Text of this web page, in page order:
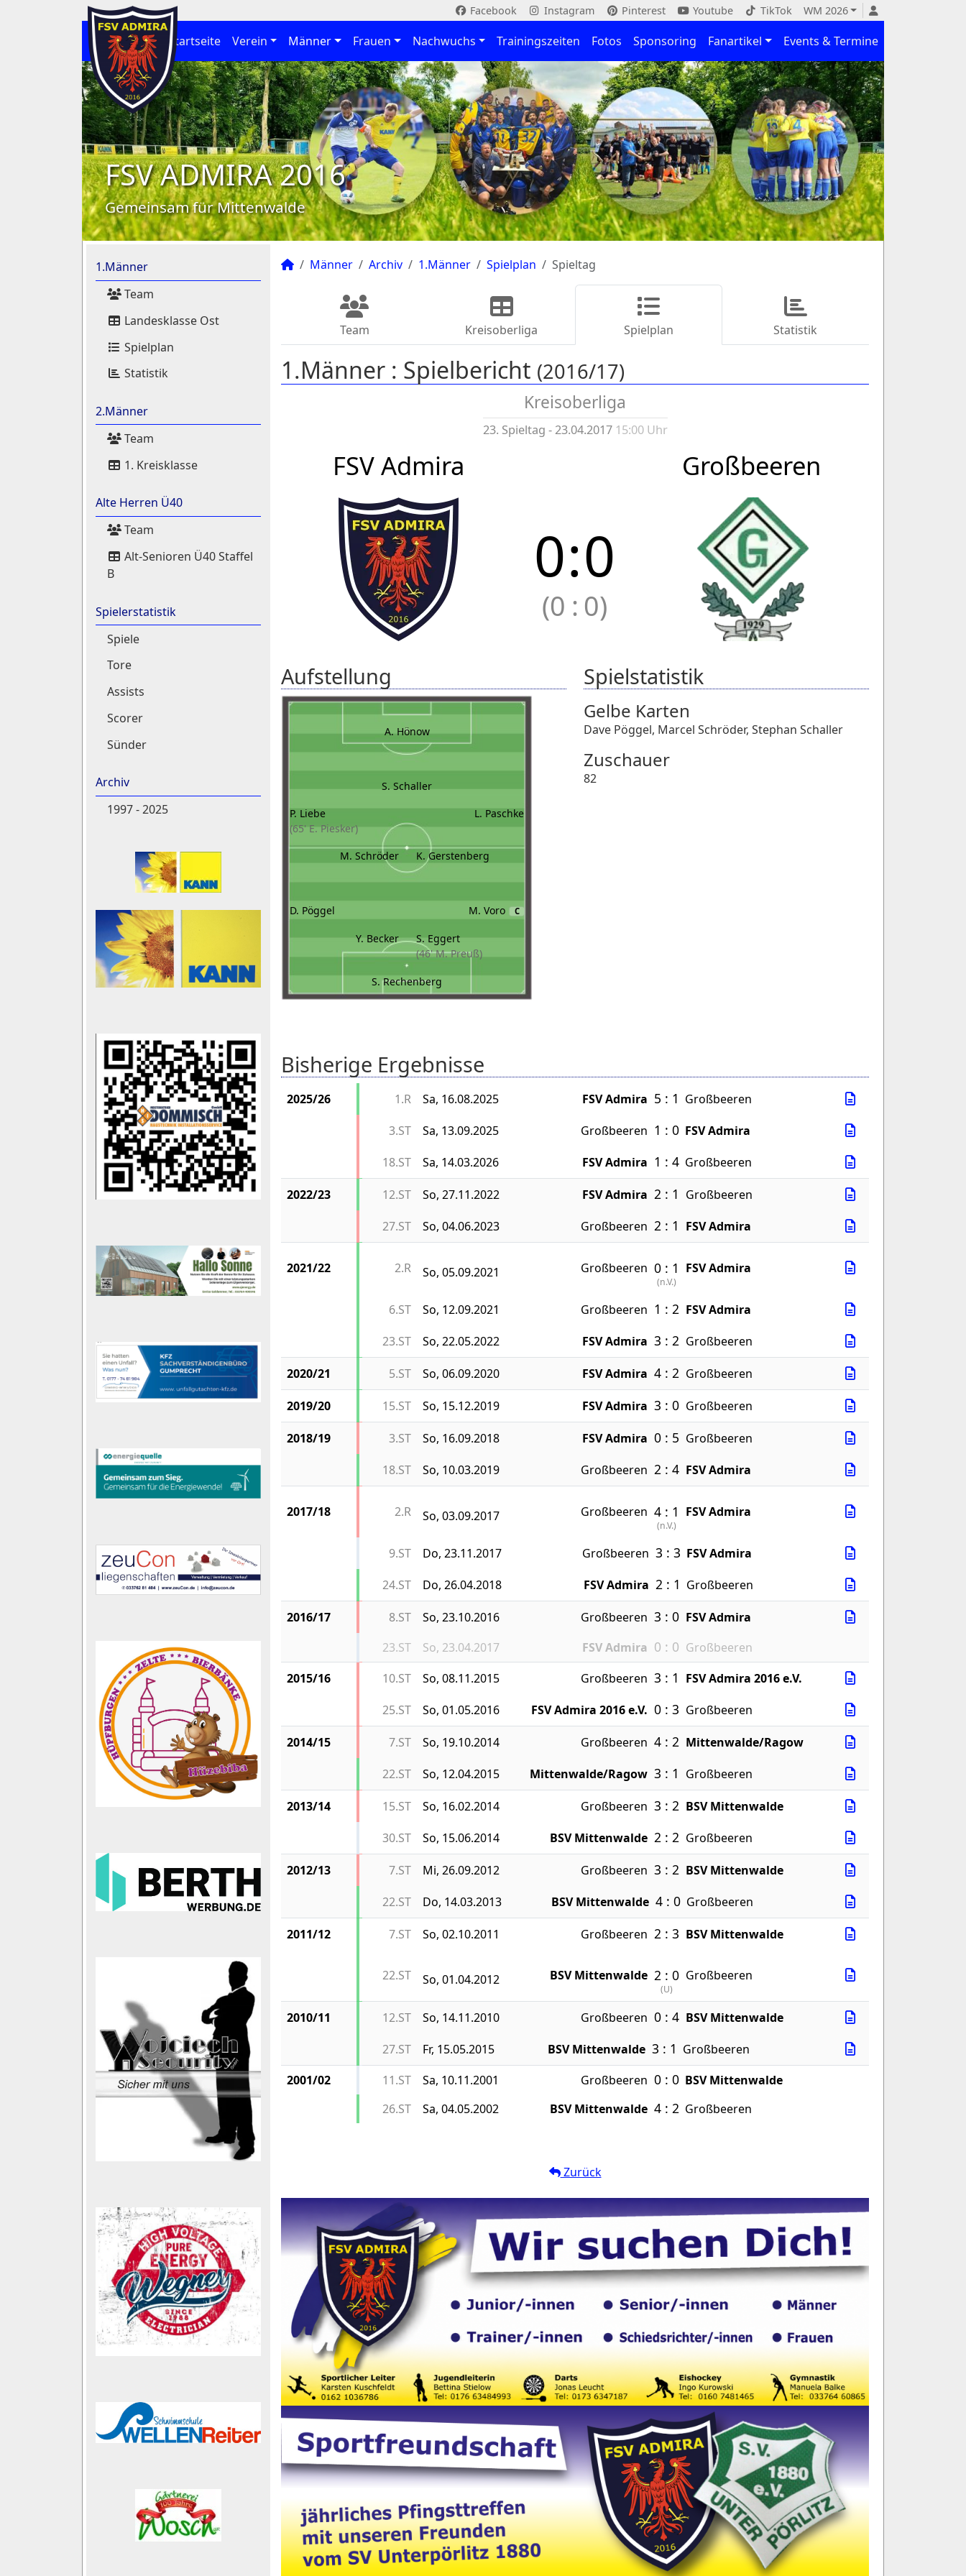
Facebook Instagram Pinterest Youtube TikTok WM 2026
Startseite Verein Männer Frauen Nachwuchs Trainingszeiten Fotos Sponsoring Fanartikel Events & Termine
FSV ADMIRA 2016
Gemeinsam für Mittenwalde
1.Männer
Team
Landesklasse Ost
Spielplan
Statistik
2.Männer
Team
1. Kreisklasse
Alte Herren Ü40
Team
Alt-Senioren Ü40 Staffel
B
Spielerstatistik
Spiele
Tore
Assists
Scorer
Sünder
Archiv
1997 - 2025
Männer Archiv 1.Männer Spielplan Spieltag
Team Kreisoberliga Spielplan Statistik
1.Männer : Spielbericht (2016/17)
Kreisoberliga
23. Spieltag - 23.04.2017 15:00 Uhr
FSV Admira Großbeeren
0:0
(0 : 0)
Aufstellung
A. Hönow
S. Schaller
P. Liebe
(65' E. Piesker)
L. Paschke
M. Schröder K. Gerstenberg
D. Pöggel M. Voro C
Y. Becker
S. Eggert
(46' M. Preuß)
S. Rechenberg
Spielstatistik
Gelbe Karten
Dave Pöggel, Marcel Schröder, Stephan Schaller
Zuschauer
82
Bisherige Ergebnisse
2025/26 1.R Sa, 16.08.2025 FSV Admira 5 : 1 Großbeeren
3.ST
Sa, 13.09.2025 Großbeeren 1 : 0 FSV Admira
18.ST
Sa, 14.03.2026 FSV Admira 1 : 4 Großbeeren
2022/23 12.ST So, 27.11.2022 FSV Admira 2 : 1 Großbeeren
27.ST
So, 04.06.2023 Großbeeren 2 : 1 FSV Admira
2021/22 2.R So, 05.09.2021 Großbeeren 0 : 1
(n.V.)
FSV Admira
6.ST So, 12.09.2021 Großbeeren 1 : 2 FSV Admira
23.ST
So, 22.05.2022 FSV Admira 3 : 2 Großbeeren
2020/21 5.ST So, 06.09.2020 FSV Admira 4 : 2 Großbeeren
2019/20 15.ST So, 15.12.2019 FSV Admira 3 : 0 Großbeeren
2018/19 3.ST So, 16.09.2018 FSV Admira 0 : 5 Großbeeren
18.ST
So, 10.03.2019 Großbeeren 2 : 4 FSV Admira
2017/18 2.R So, 03.09.2017 Großbeeren 4 : 1
(n.V.)
FSV Admira
9.ST Do, 23.11.2017 Großbeeren 3 : 3 FSV Admira
24.ST
Do, 26.04.2018 FSV Admira 2 : 1 Großbeeren
2016/17 8.ST So, 23.10.2016 Großbeeren 3 : 0 FSV Admira
23.ST
So, 23.04.2017 FSV Admira 0 : 0 Großbeeren
2015/16
10.ST So, 08.11.2015 Großbeeren 3 : 1 FSV Admira 2016 e.V.
25.ST
So, 01.05.2016 FSV Admira 2016 e.V. 0 : 3 Großbeeren
2014/15 7.ST So, 19.10.2014 Großbeeren 4 : 2 Mittenwalde/Ragow
22.ST
So, 12.04.2015 Mittenwalde/Ragow 3 : 1 Großbeeren
2013/14 15.ST So, 16.02.2014 Großbeeren 3 : 2 BSV Mittenwalde
30.ST
So, 15.06.2014 BSV Mittenwalde 2 : 2 Großbeeren
2012/13 7.ST Mi, 26.09.2012 Großbeeren 3 : 2 BSV Mittenwalde
22.ST
Do, 14.03.2013 BSV Mittenwalde 4 : 0 Großbeeren
2011/12 7.ST So, 02.10.2011 Großbeeren 2 : 3 BSV Mittenwalde
22.ST So, 01.04.2012 BSV Mittenwalde 2 : 0
(U)
Großbeeren
2010/11 12.ST So, 14.11.2010 Großbeeren 0 : 4 BSV Mittenwalde
27.ST
Fr, 15.05.2015 BSV Mittenwalde 3 : 1 Großbeeren
2001/02
11.ST Sa, 10.11.2001 Großbeeren 0 : 0 BSV Mittenwalde
26.ST
Sa, 04.05.2002 BSV Mittenwalde 4 : 2 Großbeeren
Zurück